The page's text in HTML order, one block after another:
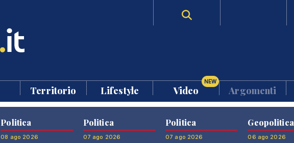
Territorio Lifestyle Video
NEW
Argomenti
Politica
08 ago 2026
Politica
07 ago 2026
Politica
07 ago 2026
Geopolitica
06 ago 2026